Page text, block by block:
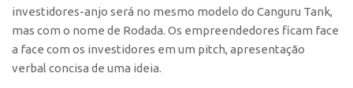
investidores-anjo será no mesmo modelo do Canguru Tank,
mas com o nome de Rodada. Os empreendedores ficam face
a face com os investidores em um pitch, apresentação
verbal concisa de uma ideia.